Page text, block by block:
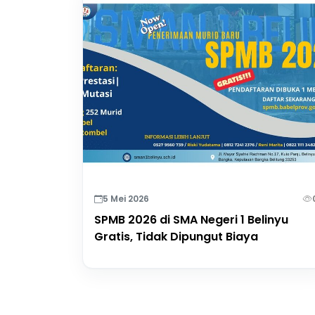
5 Mei 2026
SPMB 2026 di SMA Negeri 1 Belinyu
Gratis, Tidak Dipungut Biaya